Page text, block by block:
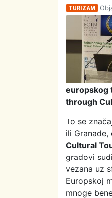
TURIZAM
europskog
through
To se
ili
Cultural
gradovi
vezana uz
Europskoj
mnoge